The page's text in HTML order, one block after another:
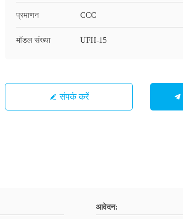
प्रमाणन CCC
मॉडल संख्या UFH-15
संपर्क करें
आवेदन: